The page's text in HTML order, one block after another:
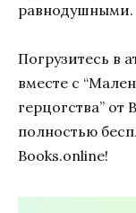
равнодушными.
Погрузитесь в
вместе с
герцогства”
полностью
Books.online!